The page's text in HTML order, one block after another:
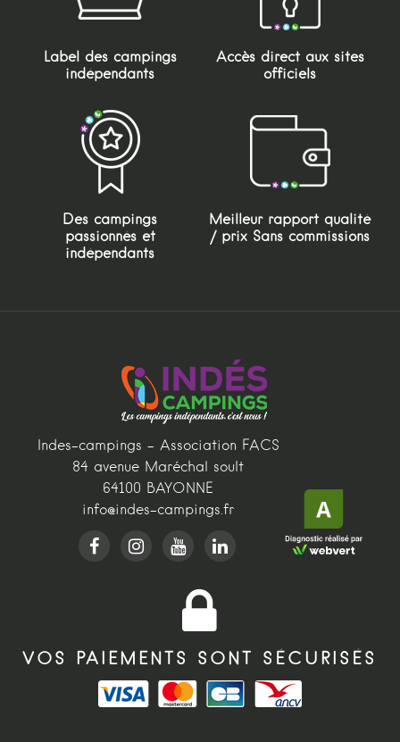
Label des campings
indépendants
Accès direct aux sites
officiels
Des campings
passionnés et
indépendants
Meilleur rapport qualité
/ prix Sans commissions
Indes-campings - Association FACS
84 avenue Maréchal soult
64100 BAYONNE
info@indes-campings.fr
VOS PAIEMENTS SONT SÉCURISÉS